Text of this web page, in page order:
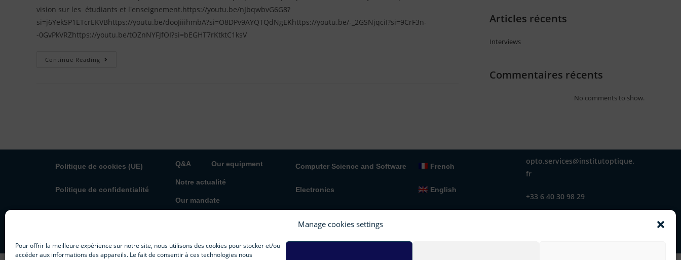
Manage cookies settings
Pour offrir la meilleure expérience sur notre site, nous utilisons des cookies pour stocker et/ou
accéder aux informations des appareils. Le fait de consentir à ces technologies nous
vision sur les étudiants et l'enseignement.https://youtu.be/nJbqwbvG6G8?
si=j6YekSP1ETcrEKVBhttps://youtu.be/dooJiiihmbA?si=O8DPv9AYQTQdNgEKhttps://youtu.be/-_2GSNjqciI?si=9CrF3n-
-0GvPkVRZhttps://youtu.be/tOZnNYFJfOI?si=bEGHT7rKtktC1ksV
Continue Reading
Articles récents
Interviews
Commentaires récents
No comments to show.
Politique de cookies (UE)
Politique de confidentialité
Mentions légales
Q&A Our equipment
Notre actualité
Our mandate
Computer Science and Software
Electronics
Scientific data analysis & Translations
French
English
opto.services@institutoptique.
fr
+33 6 40 30 98 29